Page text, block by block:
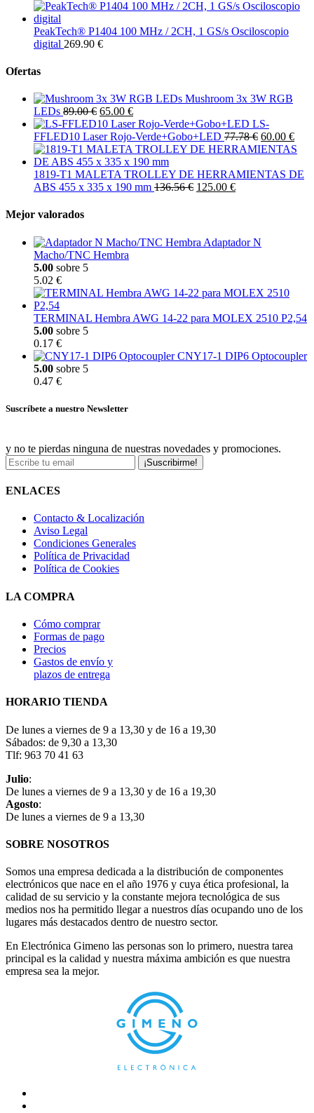
PeakTech® P1404 100 MHz / 2CH, 1 GS/s Osciloscopio
digital 269.90 €
Ofertas
Mushroom 3x 3W RGB
LEDs 89.00 € 65.00 €
LS-
FFLED10 Laser Rojo-Verde+Gobo+LED 77.78 € 60.00 €
1819-T1 MALETA TROLLEY DE HERRAMIENTAS DE
ABS 455 x 335 x 190 mm 136.56 € 125.00 €
Mejor valorados
Adaptador N
Macho/TNC Hembra
5.00 sobre 5
5.02 €
TERMINAL Hembra AWG 14-22 para MOLEX 2510 P2,54
5.00 sobre 5
0.17 €
CNY17-1 DIP6 Optocoupler
5.00 sobre 5
0.47 €
Suscríbete a nuestro Newsletter
y no te pierdas ninguna de nuestras novedades y promociones.
¡Suscribirme!
ENLACES
Contacto & Localización
Aviso Legal
Condiciones Generales
Política de Privacidad
Política de Cookies
LA COMPRA
Cómo comprar
Formas de pago
Precios
Gastos de envío y
plazos de entrega
HORARIO TIENDA
De lunes a viernes de 9 a 13,30 y de 16 a 19,30
Sábados: de 9,30 a 13,30
Tlf: 963 70 41 63
Julio:
De lunes a viernes de 9 a 13,30 y de 16 a 19,30
Agosto:
De lunes a viernes de 9 a 13,30
SOBRE NOSOTROS
Somos una empresa dedicada a la distribución de componentes
electrónicos que nace en el año 1976 y cuya ética profesional, la
calidad de su servicio y la constante mejora tecnológica de sus
medios nos ha permitido llegar a nuestros días ocupando uno de los
lugares más destacados dentro de nuestro sector.
En Electrónica Gimeno las personas son lo primero, nuestra tarea
principal es la calidad y nuestra máxima ambición es que nuestra
empresa sea la mejor.